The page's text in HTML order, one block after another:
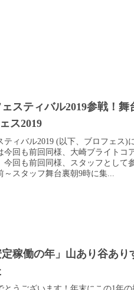
スティバル2019参戦！舞
ス2019
ティバル2019 (以下、ブロフェス)
今回も前回同様、大崎ブライトコ
今回も前回同様、スタッフとして
～スタッフ舞台裏朝9時に集...
稼働の年」山あり谷あり